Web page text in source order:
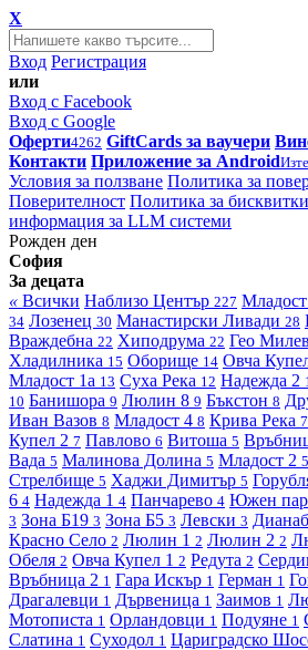
X
Вход Регистрация
или
Вход с Facebook
Вход с Google
Оферти4262 GiftCards за ваучери
Контакти Приложение за Android
Условия за ползване Политика за
Поверителност Политика за бисквитки
информация за LLM системи
Рожден ден
София
За децата
« Всички Наблизо Център 227 Младост
34 Лозенец 30 Манастирски Ливади 28
Враждебна 22 Хиподрума 22 Гео Милев
Хладилника 15 Оборище 14 Овча
Младост 1а 13 Суха Река 12 Надежда 2
10 Банишора 9 Люлин 8 9 Бъкстон 8
Иван Вазов 8 Младост 4 8 Крива Река 7
Купел 2 7 Павлово 6 Витоша 5
Вада 5 Малинова Долина 5 Младост 2 5
Стрелбище 5 Хаджи Димитър 5
6 4 Надежда 1 4 Панчарево 4 Южен
3 Зона Б19 3 Зона Б5 3 Левски 3
Красно Село 2 Люлин 1 2 Люлин 2 2
Обеля 2 Овча Купел 1 2 Редута 2
Връбница 2 1 Гара Искър 1 Герман 1
Драгалевци 1 Дървеница 1 Заимов 1
Мотописта 1 Орландовци 1 Подуяне 1
Слатина 1 Суходол 1 Цариградско